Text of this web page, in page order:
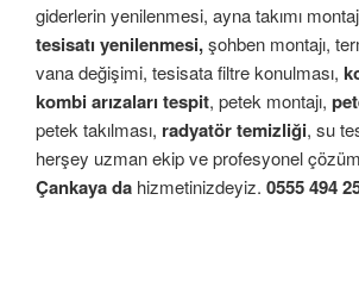
giderlerin yenilenmesi, ayna takımı
tesisatı yenilenmesi,şohben montajı,
vana değişimi, tesisata filtre konulması,
kombi arızaları tespit, petek montajı,
petek takılması, radyatör temizliği, su
herşey uzman ekip ve profesyonel
Çankaya da hizmetinizdeyiz. 0555 494